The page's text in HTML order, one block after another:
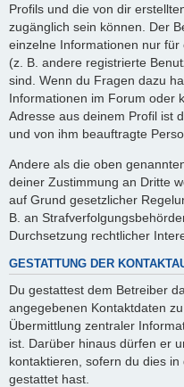
Profils und die von dir
zugänglich sein können. Der
einzelne Informationen nur
(z. B. andere registrierte
sind. Wenn du Fragen dazu
Informationen im Forum oder
Adresse aus deinem Profil ist
und von ihm beauftragte
Andere als die oben
deiner Zustimmung an Dritte
auf Grund gesetzlicher
B. an
Durchsetzung rechtlicher
GESTATTUNG DER
Du gestattest dem Betreiber
angegebenen Kontaktdaten
Übermittlung zentraler
ist. Darüber hinaus dürfen er
kontaktieren, sofern du dies
gestattet hast.